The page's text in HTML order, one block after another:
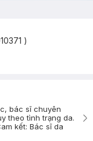
)
bác sĩ chuyên
theo tình trạng da.
kết: Bác sĩ da